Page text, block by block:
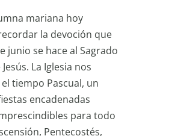
mariana hoy
la devoción que
junio se hace al Sagrado
La Iglesia nos
tiempo Pascual, un
encadenadas
para todo
Pentecostés,